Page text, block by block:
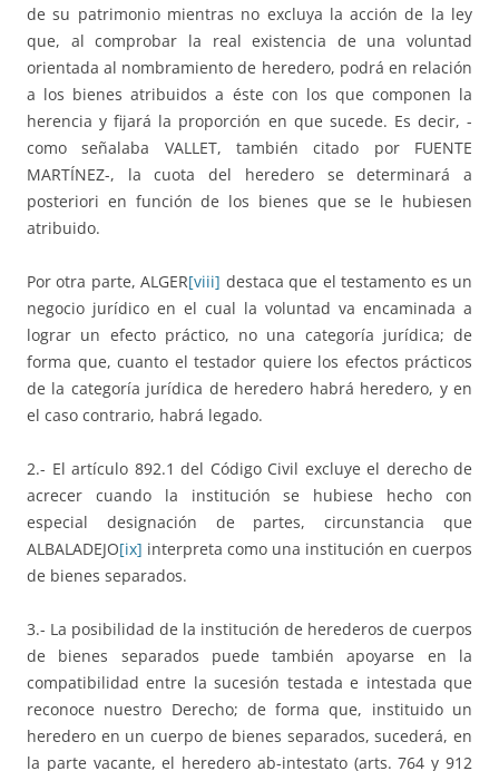
de su patrimonio mientras no excluya la acción de la ley
que, al comprobar la real existencia de una voluntad
orientada al nombramiento de heredero, podrá en relación
a los bienes atribuidos a éste con los que componen la
herencia y fijará la proporción en que sucede. Es decir, -
como señalaba VALLET, también citado por FUENTE
MARTÍNEZ-, la cuota del heredero se determinará a
posteriori en función de los bienes que se le hubiesen
atribuido.
Por otra parte, ALGER[viii] destaca que el testamento es un
negocio jurídico en el cual la voluntad va encaminada a
lograr un efecto práctico, no una categoría jurídica; de
forma que, cuanto el testador quiere los efectos prácticos
de la categoría jurídica de heredero habrá heredero, y en
el caso contrario, habrá legado.
2.- El artículo 892.1 del Código Civil excluye el derecho de
acrecer cuando la institución se hubiese hecho con
especial designación de partes, circunstancia que
ALBALADEJO[ix] interpreta como una institución en cuerpos
de bienes separados.
3.- La posibilidad de la institución de herederos de cuerpos
de bienes separados puede también apoyarse en la
compatibilidad entre la sucesión testada e intestada que
reconoce nuestro Derecho; de forma que, instituido un
heredero en un cuerpo de bienes separados, sucederá, en
la parte vacante, el heredero ab-intestato (arts. 764 y 912